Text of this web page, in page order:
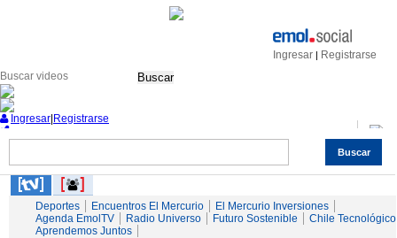
Ingresar | Registrarse
Buscar
Buscar
Ingresar Registrarse
Servicios
Deportes Encuentros El Mercurio
El Mercurio Inversiones
Agenda EmolTV
Radio Universo Futuro Sostenible
Chile Tecnológico
Aprendemos Juntos